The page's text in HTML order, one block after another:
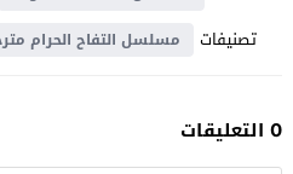
تصنيفات مسلسل التفاح الحرام
0 التعليقات